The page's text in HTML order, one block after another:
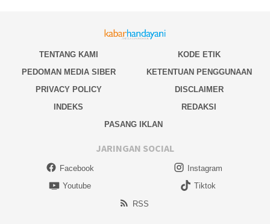
TENTANG KAMI
KODE ETIK
PEDOMAN MEDIA SIBER
KETENTUAN PENGGUNAAN
PRIVACY POLICY
DISCLAIMER
INDEKS
REDAKSI
PASANG IKLAN
JARINGAN SOCIAL
Facebook
Instagram
Youtube
Tiktok
RSS